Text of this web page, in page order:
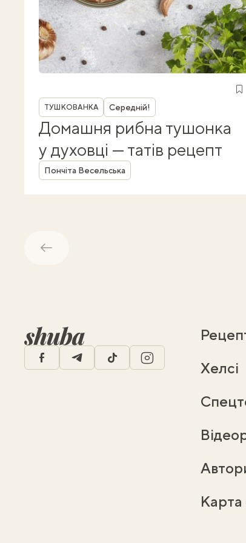
Рубрика
ТУШКОВАНКА Середній!
Домашня рибна тушонка
у духовці — татів рецепт
Автор
Пончіта Весельська
Назад
facebooktelegramtiktok instagram
Хелсі
Карта